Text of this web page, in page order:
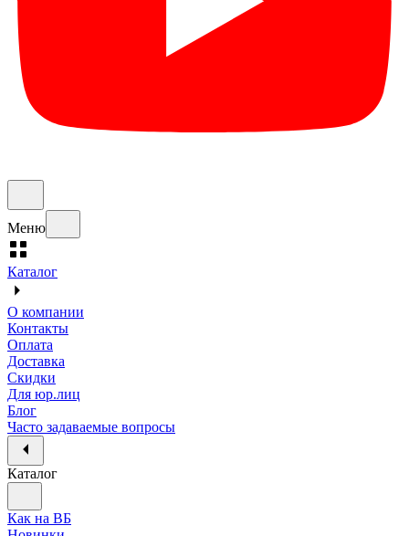
Меню
Каталог
О компании
Контакты
Оплата
Доставка
Скидки
Для юр.лиц
Блог
Часто задаваемые вопросы
Каталог
Как на ВБ